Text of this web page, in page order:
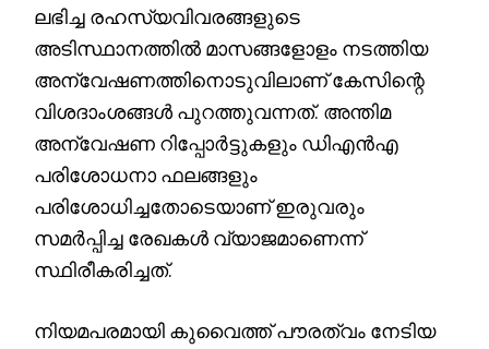
ലഭിച്ച രഹസ്യവിവരങ്ങളുടെ
അടിസ്ഥാനത്തിൽ മാസങ്ങളോളം നടത്തിയ
അന്വേഷണത്തിനൊടുവിലാണ് കേസിന്റെ
വിശദാംശങ്ങൾ പുറത്തുവന്നത്. അന്തിമ
അന്വേഷണ റിപ്പോർട്ടുകളും ഡിഎൻഎ
പരിശോധനാ ഫലങ്ങളും
പരിശോധിച്ചതോടെയാണ് ഇരുവരും
സമർപ്പിച്ച രേഖകൾ വ്യാജമാണെന്ന്
സ്ഥിരീകരിച്ചത്.
നിയമപരമായി കുവൈത്ത് പൗരത്വം നേടിയ